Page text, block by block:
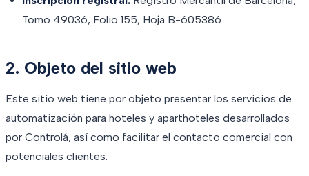
Tomo 49036, Folio 155, Hoja B-605386
2. Objeto del sitio web
Este sitio web tiene por objeto presentar los servicios de
automatización para hoteles y aparthoteles desarrollados
por Controlá, así como facilitar el contacto comercial con
potenciales clientes.